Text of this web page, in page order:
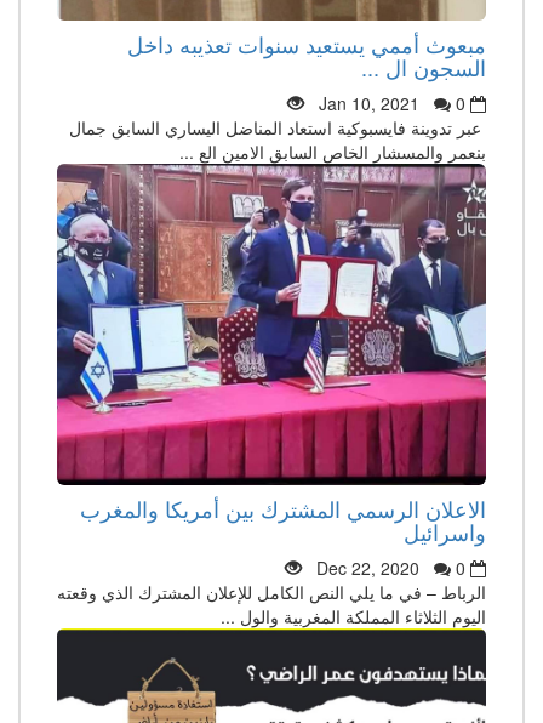
مبعوث أممي يستعيد سنوات تعذيبه داخل
السجون ال ...
Jan 10, 2021
0
عبر تدوينة فايسبوكية استعاد المناضل اليساري السابق جمال
بنعمر والمسشار الخاص السابق الامين الع ...
الاعلان الرسمي المشترك بين أمريكا والمغرب
واسرائيل
Dec 22, 2020
0
الرباط – في ما يلي النص الكامل للإعلان المشترك الذي وقعته
اليوم الثلاثاء المملكة المغربية والول ...